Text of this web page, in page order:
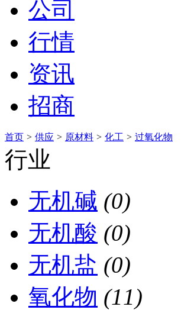
公司
行情
资讯
招商
首页 > 供应 > 原材料 > 化工 > 过氧化物
行业
无机碱 (0)
无机酸 (0)
无机盐 (0)
氧化物 (11)